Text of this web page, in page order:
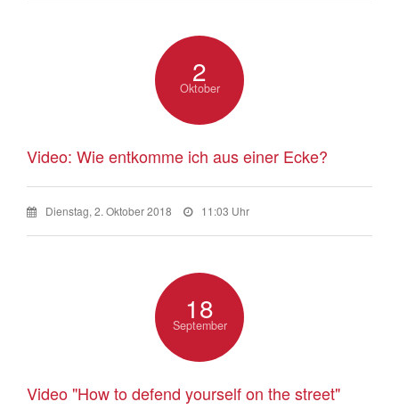
2
Oktober
Video: Wie entkomme ich aus einer Ecke?
Dienstag, 2. Oktober 2018 11:03 Uhr
18
September
Video "How to defend yourself on the street"